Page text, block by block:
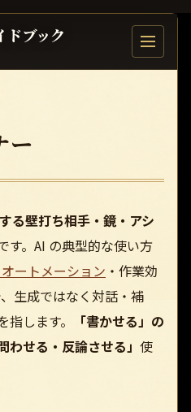
ブック
目次を開
ー
る壁打ち相手・鏡・アシ
す。AI の典型的な使い方
ートメーション ・作業効
生成ではなく対話・補
します。
「書かせる」の
せる・反論させる」 使